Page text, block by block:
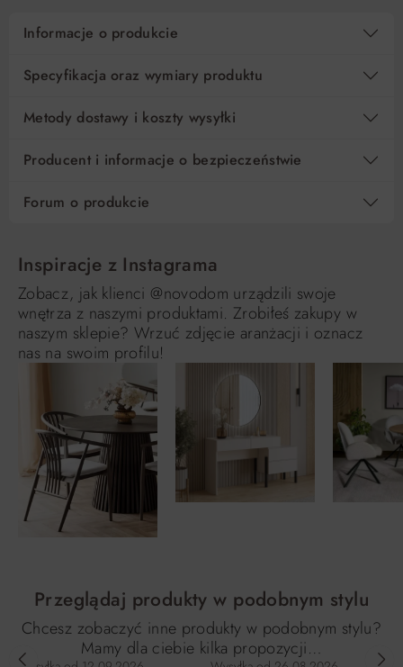
Informacje o produkcie
Specyfikacja oraz wymiary produktu
Metody dostawy i koszty wysyłki
Producent i informacje o bezpieczeństwie
Forum o produkcie
Inspiracje z Instagrama
Zobacz, jak klienci @novodom urządzili swoje
wnętrza z naszymi produktami. Zrobiłeś zakupy w
naszym sklepie? Wrzuć zdjęcie aranżacji i oznacz
nas na swoim profilu!
Przeglądaj produkty w podobnym stylu
Chcesz zobaczyć inne produkty w podobnym stylu?
Mamy dla ciebie kilka propozycji…